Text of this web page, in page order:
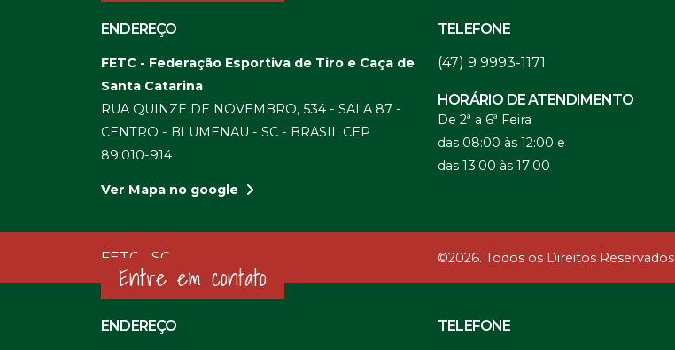
ENDEREÇO
FETC - Federação Esportiva de Tiro e Caça de
Santa Catarina
RUA QUINZE DE NOVEMBRO, 534 - SALA 87 -
CENTRO - BLUMENAU - SC - BRASIL CEP
89.010-914
Ver Mapa no google
TELEFONE
(47) 9 9993-1171
HORÁRIO DE ATENDIMENTO
De 2ª a 6ª Feira
das 08:00 às 12:00 e
das 13:00 às 17:00
FETC - SC ©2026. Todos os Direitos Reservados
Entre em contato
ENDEREÇO
TELEFONE